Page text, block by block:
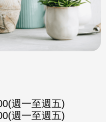
週一至週五)
週一至週五)